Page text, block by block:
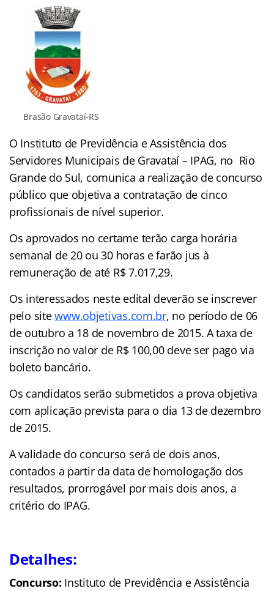
Brasão Gravataí-RS
O Instituto de Previdência e Assistência dos
Servidores Municipais de Gravataí – IPAG, no Rio
Grande do Sul, comunica a realização de concurso
público que objetiva a contratação de cinco
profissionais de nível superior.
Os aprovados no certame terão carga horária
semanal de 20 ou 30 horas e farão jus à
remuneração de até R$ 7.017,29.
Os interessados neste edital deverão se inscrever
pelo sitewww.objetivas.com.br, no período de 06
de outubro a 18 de novembro de 2015. A taxa de
inscrição no valor de R$ 100,00 deve ser pago via
boleto bancário.
Os candidatos serão submetidos a prova objetiva
com aplicação prevista para o dia 13 de dezembro
de 2015.
A validade do concurso será de dois anos,
contados a partir da data de homologação dos
resultados, prorrogável por mais dois anos, a
critério do IPAG.
Detalhes:
Concurso: Instituto de Previdência e Assistência